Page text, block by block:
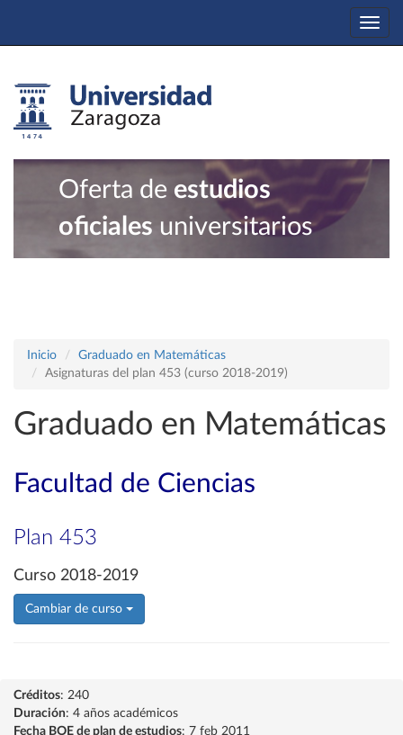
Oferta de estudios
oficiales universitarios
Inicio
Graduado en Matemáticas
Asignaturas del plan 453 (curso 2018-2019)
Graduado en Matemáticas
Facultad de Ciencias
Plan 453
Curso 2018-2019
Cambiar de curso
Créditos: 240
Duración: 4 años académicos
Fecha BOE de plan de estudios: 7 feb 2011